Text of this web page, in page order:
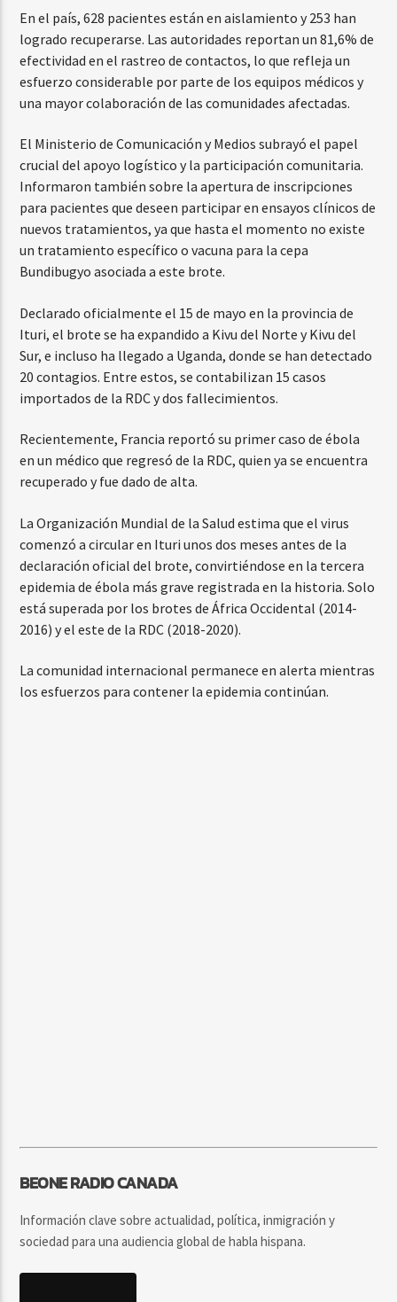
En el país, 628 pacientes están en aislamiento y 253 han
logrado recuperarse. Las autoridades reportan un 81,6% de
efectividad en el rastreo de contactos, lo que refleja un
esfuerzo considerable por parte de los equipos médicos y
una mayor colaboración de las comunidades afectadas.
El Ministerio de Comunicación y Medios subrayó el papel
crucial del apoyo logístico y la participación comunitaria.
Informaron también sobre la apertura de inscripciones
para pacientes que deseen participar en ensayos clínicos de
nuevos tratamientos, ya que hasta el momento no existe
un tratamiento específico o vacuna para la cepa
Bundibugyo asociada a este brote.
Declarado oficialmente el 15 de mayo en la provincia de
Ituri, el brote se ha expandido a Kivu del Norte y Kivu del
Sur, e incluso ha llegado a Uganda, donde se han detectado
20 contagios. Entre estos, se contabilizan 15 casos
importados de la RDC y dos fallecimientos.
Recientemente, Francia reportó su primer caso de ébola
en un médico que regresó de la RDC, quien ya se encuentra
recuperado y fue dado de alta.
La Organización Mundial de la Salud estima que el virus
comenzó a circular en Ituri unos dos meses antes de la
declaración oficial del brote, convirtiéndose en la tercera
epidemia de ébola más grave registrada en la historia. Solo
está superada por los brotes de África Occidental (2014-
2016) y el este de la RDC (2018-2020).
La comunidad internacional permanece en alerta mientras
los esfuerzos para contener la epidemia continúan.
BEONE RADIO CANADA
Información clave sobre actualidad, política, inmigración y
sociedad para una audiencia global de habla hispana.